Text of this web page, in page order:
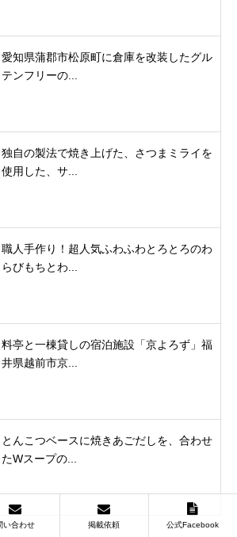
愛知県蒲郡市松原町に倉庫を改装したグル
テンフリーの...
独自の製法で焼き上げた、さつまミライを
使用した、サ...
職人手作り！超人気ふわふわとろとろのわ
らびもちとわ...
料亭と一棟貸しの宿泊施設「京よろず」福
井県越前市京...
とんこつベースに焼きあごだしを、合わせ
たWスープの...
い合わせ 掲載依頼 公式Facebook